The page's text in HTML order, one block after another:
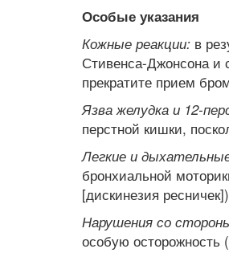
Особые указания
Кожные реакции: в
Стивенса-Джонсона и
прекратите прием
Язва желудка и 12-
перстной кишки,
Легкие и
бронхиальной
[дискинезия
Нарушения со
особую